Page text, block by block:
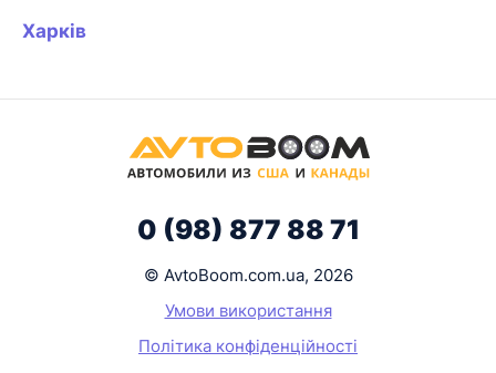
Харків
0 (98) 877 88 71
© AvtoBoom.com.ua, 2026
Умови використання
Політика конфіденційності